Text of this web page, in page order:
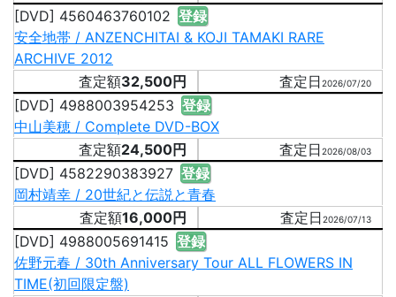
[DVD] 4560463760102 登録
安全地帯 / ANZENCHITAI & KOJI TAMAKI RARE
ARCHIVE 2012
32,500円
2026/07/20
[DVD] 4988003954253 登録
中山美穂 / Complete DVD-BOX
24,500円
2026/08/03
[DVD] 4582290383927 登録
岡村靖幸 / 20世紀と伝説と青春
16,000円
2026/07/13
[DVD] 4988005691415 登録
佐野元春 / 30th Anniversary Tour ALL FLOWERS IN
TIME(初回限定盤)